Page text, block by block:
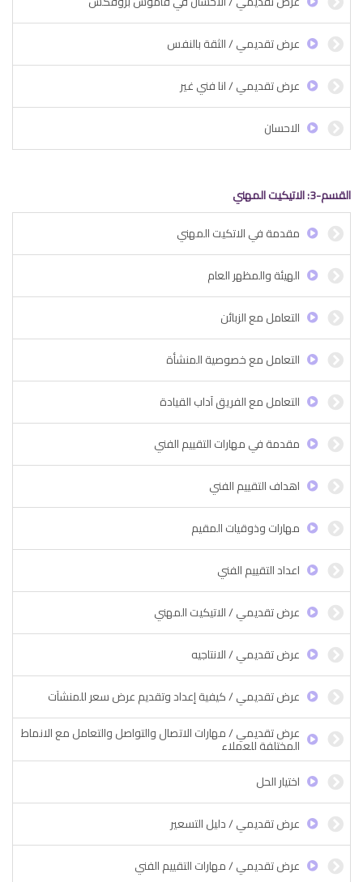
عرض تقديمي / الثقة بالنفس
عرض تقديمي / انا فني غير
الاحسان
القسم-3: الاتيكيت المهني
مقدمة في الاتكيت المهني
الهيئة والمظهر العام
التعامل مع الزبائن
التعامل مع خصوصية المنشأة
التعامل مع الفريق آداب القيادة
مقدمة في مهارات التقييم الفني
اهداف التقييم الفني
مهارات وذوقيات المقيم
اعداد التقييم الفني
عرض تقديمي / الاتيكيت المهني
عرض تقديمي / الانتاجيه
عرض تقديمي / كيفية إعداد وتقديم عرض سعر للمنشآت
عرض تقديمي / مهارات الاتصال والتواصل والتعامل مع الانماط
المختلفة للعملاء
اختيار الحل
عرض تقديمي / دليل التسعير
عرض تقديمي / مهارات التقييم الفني